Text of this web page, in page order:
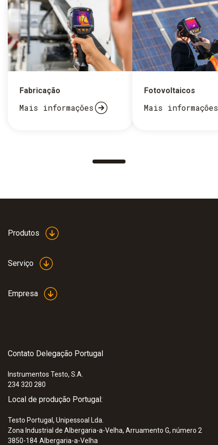
Fabricação
Mais informações
Fotovoltaicos
Mais informações
Produtos
Serviço
Empresa
Contato Delegação Portugal
Instrumentos Testo, S.A.
234 320 280
Local de produção Portugal:
Testo Portugal, Unipessoal Lda.
Zona Industrial de Albergaria-a-Velha, Arruamento G, número 2
3850-184 Albergaria-a-Velha